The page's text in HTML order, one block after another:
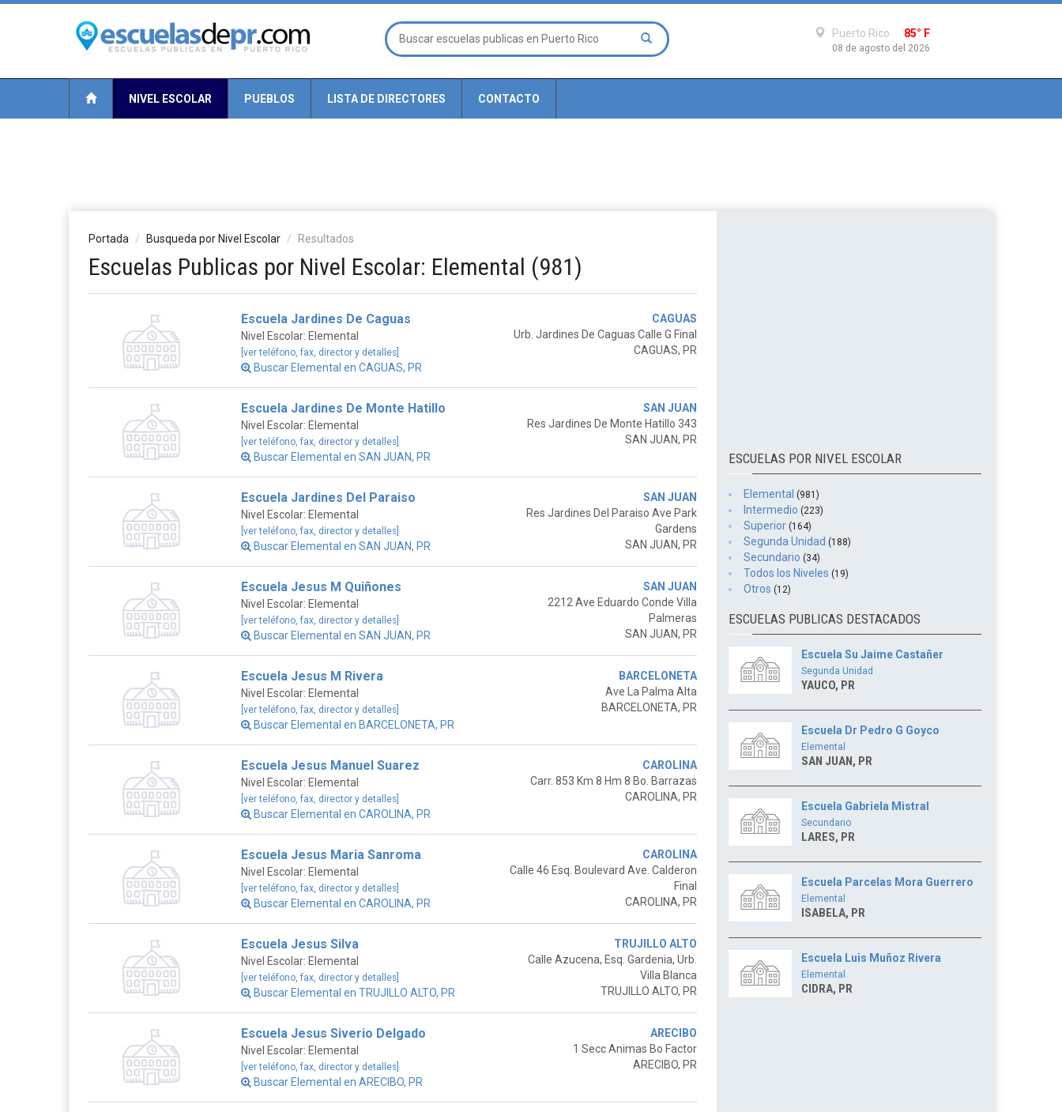
Puerto Rico 85° F
08 de agosto del 2026
NIVEL ESCOLAR PUEBLOS LISTA DE DIRECTORES CONTACTO
Portada Busqueda por Nivel Escolar Resultados
Escuelas Publicas por Nivel Escolar: Elemental (981)
Escuela Jardines De Caguas
Nivel Escolar: Elemental
[ver teléfono, fax, director y detalles]
Buscar Elemental en CAGUAS, PR
CAGUAS
Urb. Jardines De Caguas Calle G Final
CAGUAS, PR
Escuela Jardines De Monte Hatillo
Nivel Escolar: Elemental
[ver teléfono, fax, director y detalles]
Buscar Elemental en SAN JUAN, PR
SAN JUAN
Res Jardines De Monte Hatillo 343
SAN JUAN, PR
Escuela Jardines Del Paraiso
Nivel Escolar: Elemental
[ver teléfono, fax, director y detalles]
Buscar Elemental en SAN JUAN, PR
SAN JUAN
Res Jardines Del Paraiso Ave Park
Gardens
SAN JUAN, PR
Escuela Jesus M Quiñones
Nivel Escolar: Elemental
[ver teléfono, fax, director y detalles]
Buscar Elemental en SAN JUAN, PR
SAN JUAN
2212 Ave Eduardo Conde Villa
Palmeras
SAN JUAN, PR
Escuela Jesus M Rivera
Nivel Escolar: Elemental
[ver teléfono, fax, director y detalles]
Buscar Elemental en BARCELONETA, PR
BARCELONETA
Ave La Palma Alta
BARCELONETA, PR
Escuela Jesus Manuel Suarez
Nivel Escolar: Elemental
[ver teléfono, fax, director y detalles]
Buscar Elemental en CAROLINA, PR
CAROLINA
Carr. 853 Km 8 Hm 8 Bo. Barrazas
CAROLINA, PR
Escuela Jesus Maria Sanroma
Nivel Escolar: Elemental
[ver teléfono, fax, director y detalles]
Buscar Elemental en CAROLINA, PR
CAROLINA
Calle 46 Esq. Boulevard Ave. Calderon
Final
CAROLINA, PR
Escuela Jesus Silva
Nivel Escolar: Elemental
[ver teléfono, fax, director y detalles]
Buscar Elemental en TRUJILLO ALTO, PR
TRUJILLO ALTO
Calle Azucena, Esq. Gardenia, Urb.
Villa Blanca
TRUJILLO ALTO, PR
Escuela Jesus Siverio Delgado
Nivel Escolar: Elemental
[ver teléfono, fax, director y detalles]
Buscar Elemental en ARECIBO, PR
ARECIBO
1 Secc Animas Bo Factor
ARECIBO, PR
ESCUELAS POR NIVEL ESCOLAR
Elemental (981)
Intermedio (223)
Superior (164)
Segunda Unidad (188)
Secundario (34)
Todos los Niveles (19)
Otros (12)
ESCUELAS PUBLICAS DESTACADOS
Escuela Su Jaime Castañer
Segunda Unidad
YAUCO, PR
Escuela Dr Pedro G Goyco
Elemental
SAN JUAN, PR
Escuela Gabriela Mistral
Secundario
LARES, PR
Escuela Parcelas Mora Guerrero
Elemental
ISABELA, PR
Escuela Luis Muñoz Rivera
Elemental
CIDRA, PR